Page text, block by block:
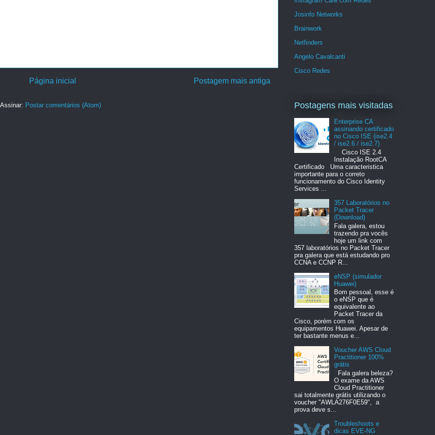
Postagem mais antiga
Página inicial
Assinar: Postar comentários (Atom)
Josinfo Networks
Brainwork
Netfinders
Angelo Cavalcanti
Cisco Redes
Postagens mais visitadas
Enterprise CA
assinando certificado
no Cisco ISE (ise2.4
/ ise2.6 / ise2.7)
Cisco ISE 2.4
Instalação RootCA
Certificado Uma caracteristica
importante para o correto
funcionamento do Cisco Identity
Services ...
357 Laboratórios no
Packet Tracer
(Download)
Fala galera, estou
trazendo pra vocês
hoje um link com
357 laboratórios no Packet Tracer
pra galera que está estudando pro
CCNA e CCNP R...
eNSP (simulador
Huawei)
Bom pessoal, esse é
o eNSP que é
equivalente ao
Packet Tracer da
Cisco, porém com os
equipamentos Huawei. Apesar de
ter bastante menus e...
Voucher AWS Cloud
Practitioner 100%
grátis
Fala galera beleza?
O exame da AWS
Cloud Practitioner
sai totalmente grátis utilizando o
voucher "AWLA276F0E59", a
prova deve s...
Troubleshoots e
dicas EVE-NG